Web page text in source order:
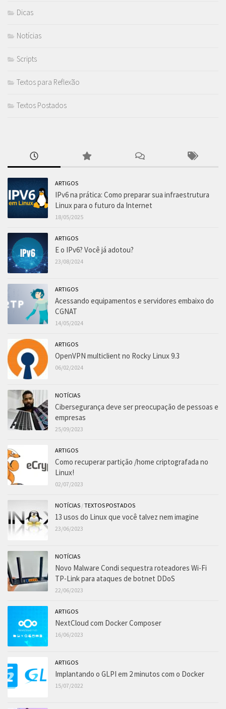
Dicas
Notícias
Scripts
Textos para Reflexão
Textos Postados
ARTIGOS
IPv6 na prática: Como preparar sua infraestrutura
Linux para o futuro da Internet
18/05/2025
ARTIGOS
E o IPv6? Você já adotou?
23/08/2024
ARTIGOS
Acessando equipamentos e servidores embaixo do
CGNAT
14/05/2024
ARTIGOS
OpenVPN multiclient no Rocky Linux 9.3
06/02/2024
NOTÍCIAS
Cibersegurança deve ser preocupação de pessoas e
empresas
25/09/2023
ARTIGOS
Como recuperar partição /home criptografada no
Linux!
02/07/2023
NOTÍCIAS /TEXTOS POSTADOS
13 usos do Linux que você talvez nem imagine
23/06/2023
NOTÍCIAS
Novo Malware Condi sequestra roteadores Wi-Fi
TP-Link para ataques de botnet DDoS
22/06/2023
ARTIGOS
NextCloud com Docker Composer
16/06/2023
ARTIGOS
Implantando o GLPI em 2 minutos com o Docker
15/07/2022